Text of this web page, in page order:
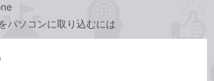
パソコンに取り込むには